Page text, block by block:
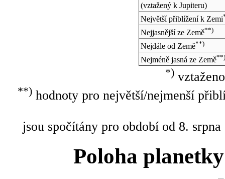
(vztažený k Jupiteru)
Největší přiblížení k Zemi
Nejjasnější ze Země**)
Nejdále od Země**)
Nejméně jasná ze Země**)
*)
**)hodnoty pro největší/nejmenší
jsou spočítány pro období od 8.
Poloha